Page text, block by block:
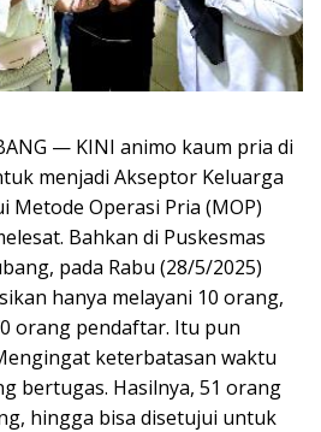
— KINI animo kaum pria di
menjadi Akseptor Keluarga
Metode Operasi Pria (MOP)
Bahkan di Puskesmas
pada Rabu (28/5/2025)
hanya melayani 10 orang,
orang pendaftar. Itu pun
keterbatasan waktu
bertugas. Hasilnya, 51 orang
hingga bisa disetujui untuk